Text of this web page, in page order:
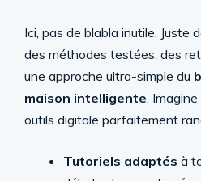
Ici, pas de blabla inutile. Juste
des méthodes testées, des
une approche ultra-simple du
maison intelligente.
outils digitale parfaitement
Tutoriels adaptés à